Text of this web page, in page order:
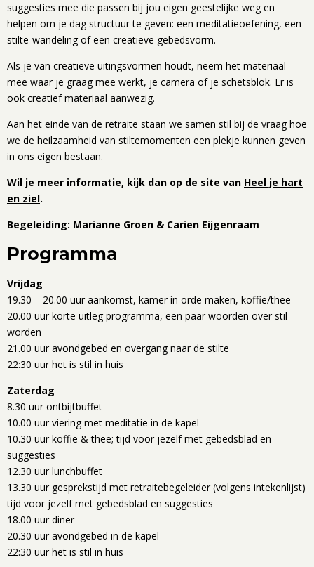
suggesties mee die passen bij jou eigen geestelijke weg en
helpen om je dag structuur te geven: een meditatieoefening, een
stilte-wandeling of een creatieve gebedsvorm.
Als je van creatieve uitingsvormen houdt, neem het materiaal
mee waar je graag mee werkt, je camera of je schetsblok. Er is
ook creatief materiaal aanwezig.
Aan het einde van de retraite staan we samen stil bij de vraag hoe
we de heilzaamheid van stiltemomenten een plekje kunnen geven
in ons eigen bestaan.
Wil je meer informatie, kijk dan op de site van Heel je hart
en ziel.
Begeleiding: Marianne Groen & Carien Eijgenraam
Programma
Vrijdag
19.30 – 20.00 uur aankomst, kamer in orde maken, koffie/thee
20.00 uur korte uitleg programma, een paar woorden over stil
worden
21.00 uur avondgebed en overgang naar de stilte
22:30 uur het is stil in huis
Zaterdag
8.30 uur ontbijtbuffet
10.00 uur viering met meditatie in de kapel
10.30 uur koffie & thee; tijd voor jezelf met gebedsblad en
suggesties
12.30 uur lunchbuffet
13.30 uur gesprekstijd met retraitebegeleider (volgens intekenlijst)
tijd voor jezelf met gebedsblad en suggesties
18.00 uur diner
20.30 uur avondgebed in de kapel
22:30 uur het is stil in huis